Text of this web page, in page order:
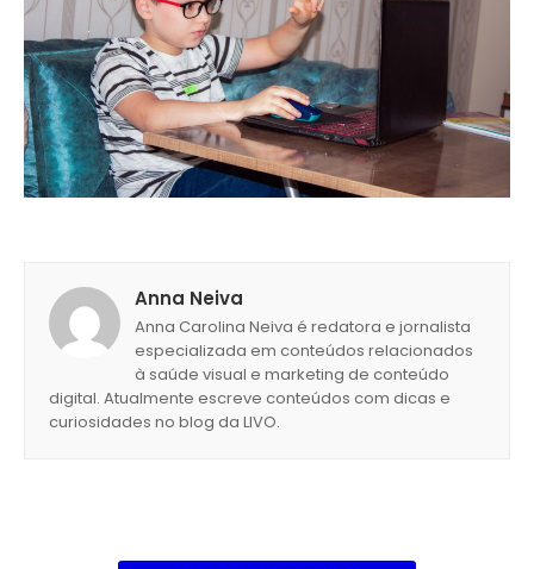
Anna Neiva
Anna Carolina Neiva é redatora e jornalista
especializada em conteúdos relacionados
à saúde visual e marketing de conteúdo
digital. Atualmente escreve conteúdos com dicas e
curiosidades no blog da LIVO.